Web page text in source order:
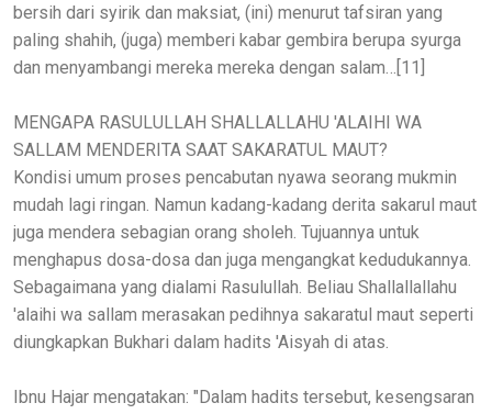
bersih dari syirik dan maksiat, (ini) menurut tafsiran yang
paling shahih, (juga) memberi kabar gembira berupa syurga
dan menyambangi mereka mereka dengan salam…[11]
MENGAPA RASULULLAH SHALLALLAHU 'ALAIHI WA
SALLAM MENDERITA SAAT SAKARATUL MAUT?
Kondisi umum proses pencabutan nyawa seorang mukmin
mudah lagi ringan. Namun kadang-kadang derita sakarul maut
juga mendera sebagian orang sholeh. Tujuannya untuk
menghapus dosa-dosa dan juga mengangkat kedudukannya.
Sebagaimana yang dialami Rasulullah. Beliau Shallallallahu
'alaihi wa sallam merasakan pedihnya sakaratul maut seperti
diungkapkan Bukhari dalam hadits 'Aisyah di atas.
Ibnu Hajar mengatakan: "Dalam hadits tersebut, kesengsaran